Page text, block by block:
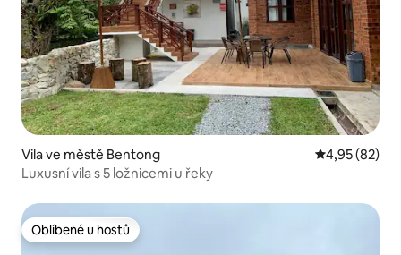
Vila ve městě Bentong Průměrné
4,95 (82)
Luxusní vila s 5 ložnicemi u řeky
Oblíbené u hostů
Oblíbené u hostů